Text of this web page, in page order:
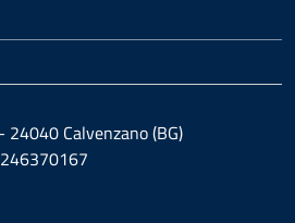
24040 Calvenzano (BG)